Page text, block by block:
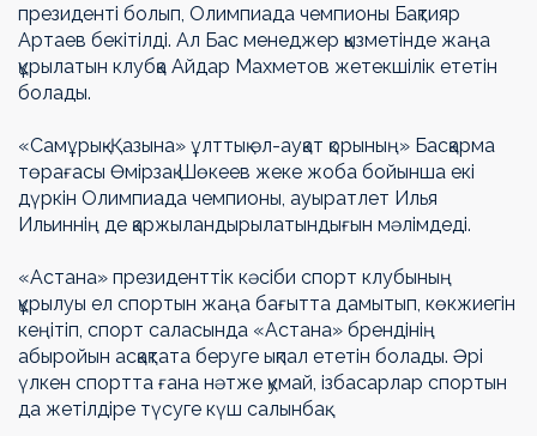
президенті болып, Олимпиада чемпионы Бақтияр
Артаев бекітілді. Ал Бас менеджер қызметінде жаңа
құрылатын клубқа Айдар Махметов жетекшілік ететін
болады.
«Самұрық-Қазына» ұлттық әл-ауқат қорының» Басқарма
төрағасы Өмірзақ Шөкеев жеке жоба бойынша екі
дүркін Олимпиада чемпионы, ауыратлет Илья
Ильиннің де қаржыландырылатындығын мәлімдеді.
«Астана» президенттік кәсіби спорт клубының
құрылуы ел спортын жаңа бағытта дамытып, көкжиегін
кеңітіп, спорт саласында «Астана» брендінің
абыройын асқақтата беруге ықпал ететін болады. Әрі
үлкен спортта ғана нәтже қумай, ізбасарлар спортын
да жетілдіре түсуге күш салынбақ.